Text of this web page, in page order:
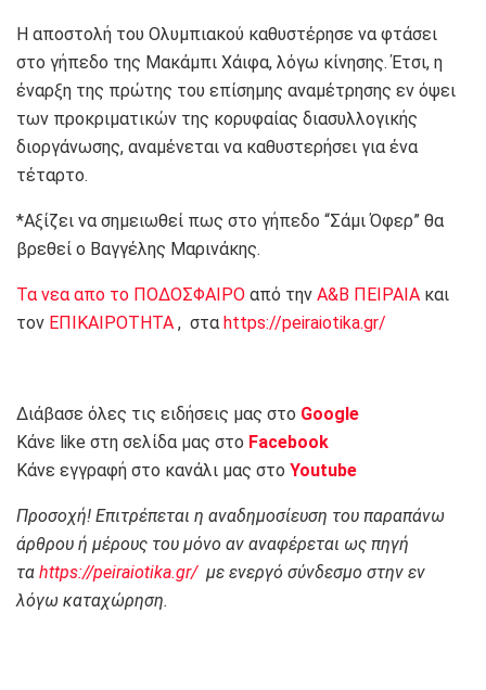
Η αποστολή του Ολυμπιακού καθυστέρησε να φτάσει
στο γήπεδο της Μακάμπι Χάιφα, λόγω κίνησης. Έτσι, η
έναρξη της πρώτης του επίσημης αναμέτρησης εν όψει
των προκριματικών της κορυφαίας διασυλλογικής
διοργάνωσης, αναμένεται να καθυστερήσει για ένα
τέταρτο.
*Αξίζει να σημειωθεί πως στο γήπεδο “Σάμι Όφερ” θα
βρεθεί ο Βαγγέλης Μαρινάκης.
Τα νεα απο το ΠΟΔΟΣΦΑΙΡΟ από την Α&Β ΠΕΙΡΑΙΑ και
τον ΕΠΙΚΑΙΡΟΤΗΤΑ , στα https://peiraiotika.gr/
Διάβασε όλες τις ειδήσεις μας στο Google
Κάνε like στη σελίδα μας στο Facebook
Κάνε εγγραφή στο κανάλι μας στο Youtube
Προσοχή! Επιτρέπεται η αναδημοσίευση του παραπάνω
άρθρου ή μέρους του μόνο αν αναφέρεται ως πηγή
τα https://peiraiotika.gr/με ενεργό σύνδεσμο στην εν
λόγω καταχώρηση.